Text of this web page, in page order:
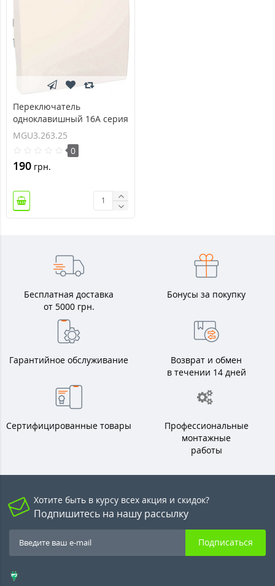
Переключатель
одноклавишный 16А серия
Unica MGU3.263.25
MGU3.263.25
0
190 грн.
Бесплатная доставка
от 5000 грн.
Бонусы за покупку
Гарантийное обслуживание
Возврат и обмен
в течении 14 дней
Сертифицированные товары
Профессиональные
монтажные
работы
Хотите быть в курсу всех акция и скидок?
Подпишитесь на нашу рассылку
Подписаться